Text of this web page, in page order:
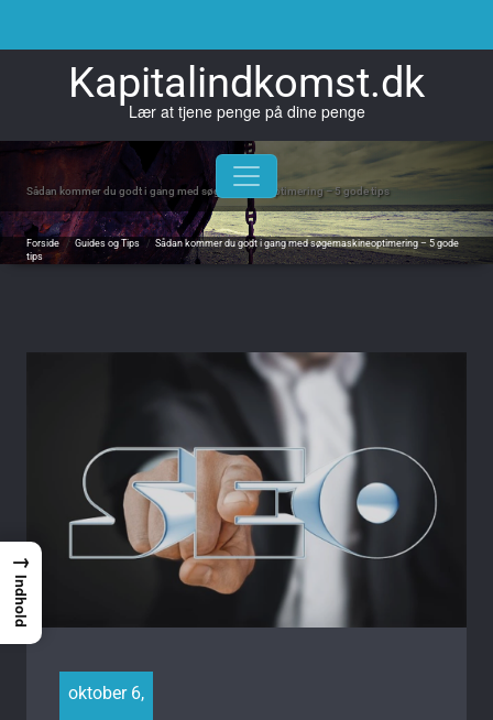
content
Kapitalindkomst.dk
Lær at tjene penge på dine penge
Sådan kommer du godt i gang med søgemaskineoptimering – 5 gode tips
Forside / Guides og Tips / Sådan kommer du godt i gang med søgemaskineoptimering – 5 gode
tips
oktober 6,
→
Indhold